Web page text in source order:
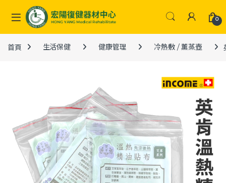
Skip to navigation
Skip to content
0
首頁 生活保健 健康管理 冷熱敷 / 薰蒸壺